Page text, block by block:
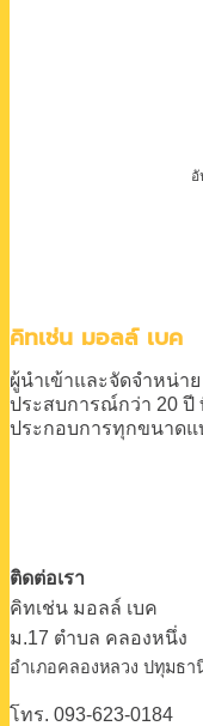
อั
คิทเช่น มอลล์ เบค
ผู้นำเข้าและจัดจำหน่าย
ประสบการณ์กว่า 20 ปี
ประกอบการทุกขนาดแ
ติดต่อเรา
คิทเช่น มอลล์ เบค
ม.17 ตําบล คลองหนึ่ง
อําเภอคลองหลวง ปทุมธา
โทร. 093-623-0184